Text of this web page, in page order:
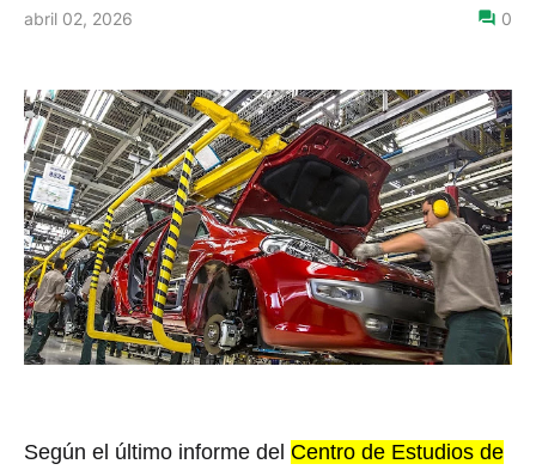
abril 02, 2026 0
Según el último informe del Centro de Estudios de